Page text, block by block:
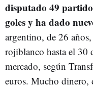
disputado 49
goles y ha dado
argentino, de 26
rojiblanco hasta el
mercado, según
euros. Mucho dinero,